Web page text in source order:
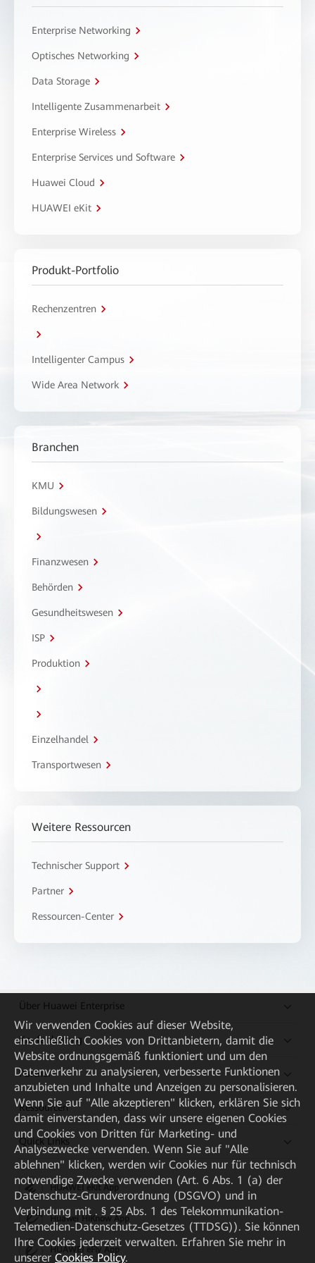
Enterprise Networking
Optisches Networking
Data Storage
Intelligente Zusammenarbeit
Enterprise Wireless
Enterprise Services und Software
Huawei Cloud
HUAWEI eKit
Produkt-Portfolio
Rechenzentren
Intelligenter Campus
Wide Area Network
Branchen
KMU
Bildungswesen
Finanzwesen
Behörden
Gesundheitswesen
ISP
Produktion
Einzelhandel
Transportwesen
Weitere Ressourcen
Technischer Support
Partner
Ressourcen-Center
Über Huawei Enterprise
Kaufanleitung
Partner
Ressourcen
Quick Links
HUAWEI eKit App
Huawei HiKnow App
HUAWEI eFly App
Wir verwenden Cookies auf dieser Website,
einschließlich Cookies von Drittanbietern, damit die
Website ordnungsgemäß funktioniert und um den
Datenverkehr zu analysieren, verbesserte Funktionen
anzubieten und Inhalte und Anzeigen zu personalisieren.
Wenn Sie auf "Alle akzeptieren" klicken, erklären Sie sich
damit einverstanden, dass wir unsere eigenen Cookies
und Cookies von Dritten für Marketing- und
Analysezwecke verwenden. Wenn Sie auf "Alle
ablehnen" klicken, werden wir Cookies nur für technisch
notwendige Zwecke verwenden (Art. 6 Abs. 1 (a) der
Datenschutz-Grundverordnung (DSGVO) und in
Verbindung mit . § 25 Abs. 1 des Telekommunikation-
Telemedien-Datenschutz-Gesetzes (TTDSG)). Sie können
Ihre Cookies jederzeit verwalten. Erfahren Sie mehr in
unserer Cookies Policy.